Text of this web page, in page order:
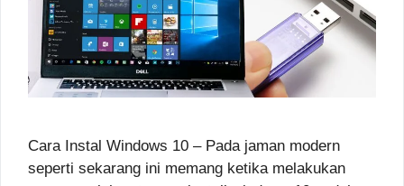
Cara Instal Windows 10 – Pada jaman modern
seperti sekarang ini memang ketika melakukan